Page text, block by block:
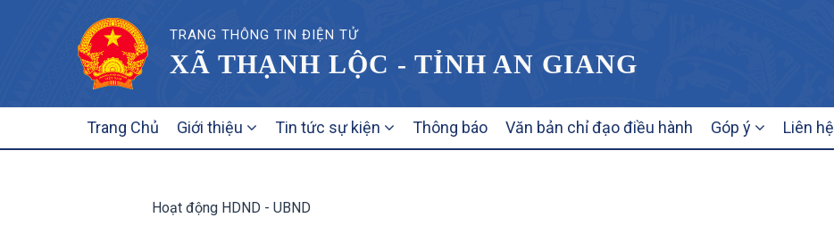
TRANG THÔNG TIN ĐIỆN TỬ
XÃ THẠNH LỘC - TỈNH AN GIANG
NAVIGATION
Trang Chủ Giới thiệu Tin tức sự kiện Thông báo Văn bản chỉ đạo điều hành Góp ý Liên hệ
Hoạt động HDND - UBND